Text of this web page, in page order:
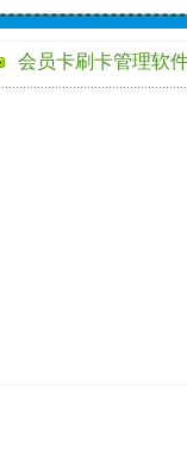
会员卡刷卡管理软